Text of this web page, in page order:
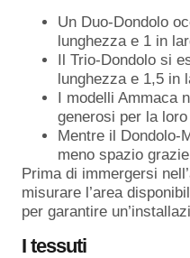
Un Duo-Dondolo
lunghezza e 1 in
Il Trio-Dondolo si
lunghezza e 1,5 in
I modelli Ammaca
generosi per la
Mentre il Dondolo-
meno spazio
Prima di immergersi
misurare l’area
per garantire
I tessuti